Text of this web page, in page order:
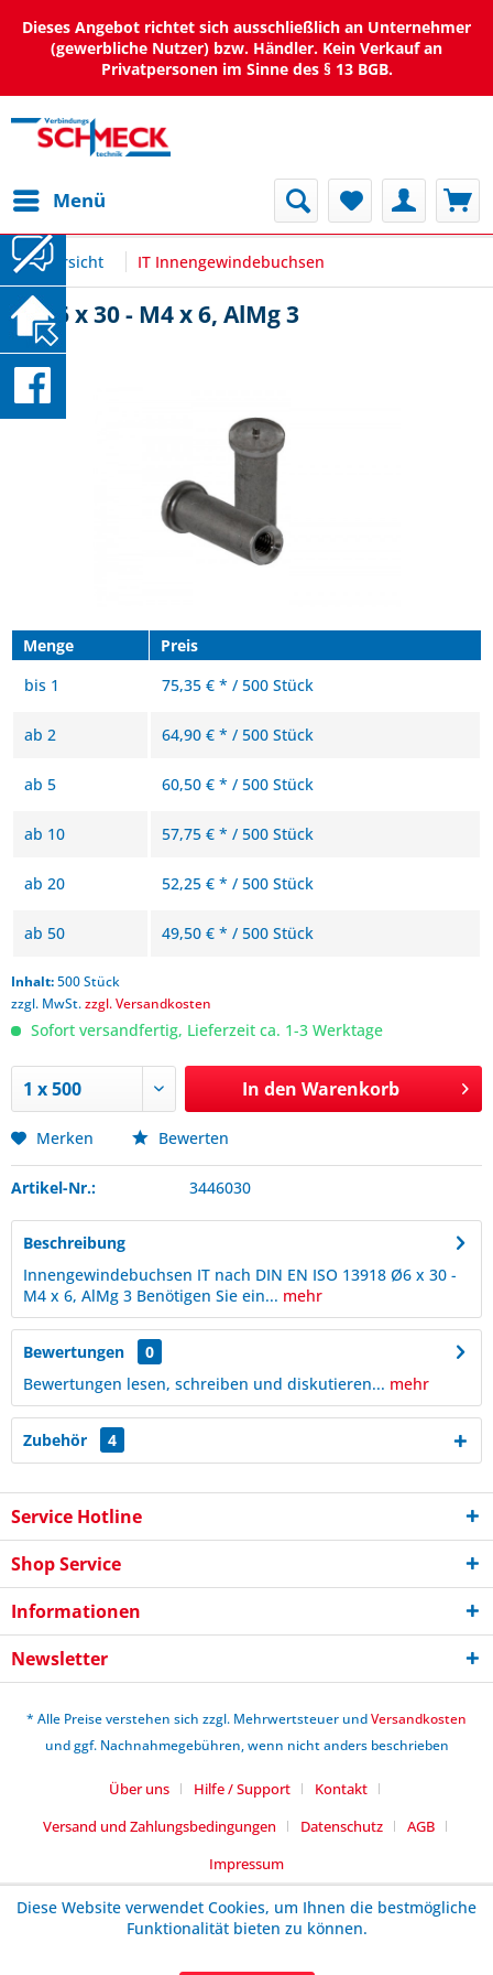
Dieses Angebot richtet sich ausschließlich an Unternehmer
(gewerbliche Nutzer) bzw. Händler. Kein Verkauf an
Privatpersonen im Sinne des § 13 BGB.
Menü
Übersicht IT Innengewindebuchsen
IT Ø6 x 30 - M4 x 6, AlMg 3
Menge
Preis
bis 1 75,35 € * / 500 Stück
ab 2 64,90 € * / 500 Stück
ab 5 60,50 € * / 500 Stück
ab 10 57,75 € * / 500 Stück
ab 20 52,25 € * / 500 Stück
ab 50 49,50 € * / 500 Stück
Inhalt:500 Stück
zzgl. MwSt.zzgl. Versandkosten
Sofort versandfertig, Lieferzeit ca. 1-3 Werktage
In den Warenkorb
Merken Bewerten
Artikel-Nr.: 3446030
Beschreibung
Innengewindebuchsen IT nach DIN EN ISO 13918 Ø6 x 30 -
M4 x 6, AlMg 3 Benötigen Sie ein... mehr
Bewertungen
0
Bewertungen lesen, schreiben und diskutieren... mehr
Zubehör 4
Service Hotline
Shop Service
Informationen
Newsletter
* Alle Preise verstehen sich zzgl. Mehrwertsteuer undVersandkosten
und ggf. Nachnahmegebühren, wenn nicht anders beschrieben
Über uns Hilfe / Support
Kontakt
Versand und Zahlungsbedingungen
Datenschutz
AGB
Impressum
Diese Website verwendet Cookies, um Ihnen die bestmögliche
Funktionalität bieten zu können.